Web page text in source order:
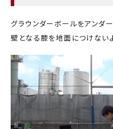
グラウンダーボールをアンダ
壁となる膝を地面につけないよ